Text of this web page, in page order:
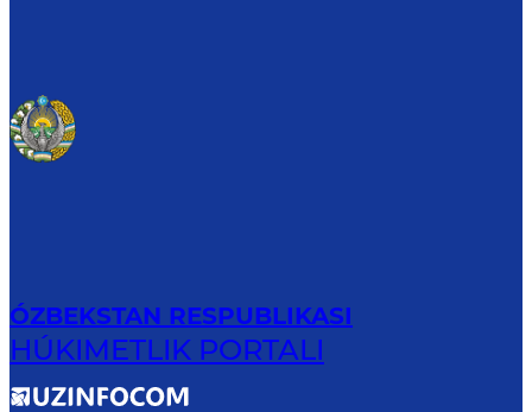
ÓZBEKSTAN RESPUBLIKASI
HÚKIMETLIK PORTALI